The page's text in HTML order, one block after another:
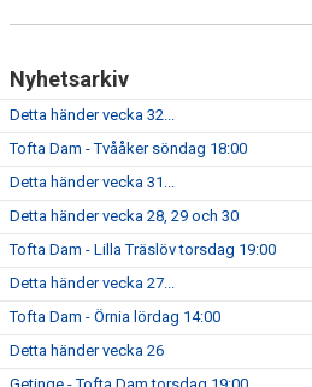
Nyhetsarkiv
Detta händer vecka 32...
Tofta Dam - Tvååker söndag 18:00
Detta händer vecka 31...
Detta händer vecka 28, 29 och 30
Tofta Dam - Lilla Träslöv torsdag 19:00
Detta händer vecka 27...
Tofta Dam - Örnia lördag 14:00
Detta händer vecka 26